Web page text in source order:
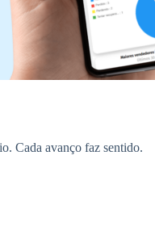
Cada avanço faz sentido.